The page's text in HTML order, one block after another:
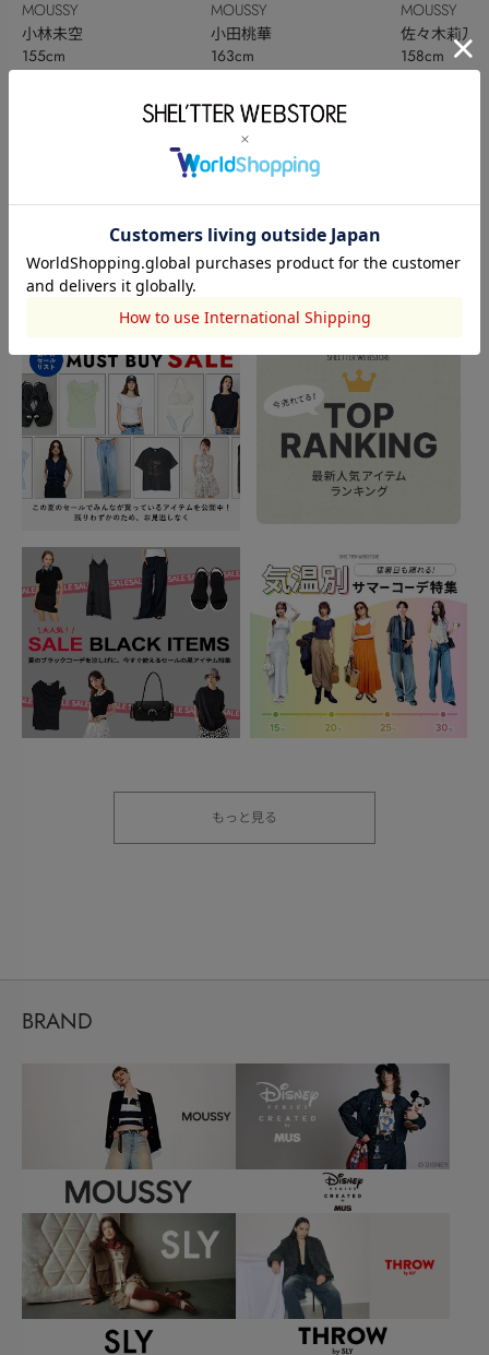
MOUSSY
小林未空
155cm
MOUSSY
小田桃華
163cm
MOUSSY
佐々木莉乃
158cm
このアイテムを見た人がチェックしている商品
閲覧中カテゴリーのランキング
TOPICS
もっと見る
BRAND